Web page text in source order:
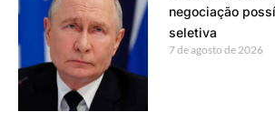
negociação
seletiva
7 de agosto de 2026